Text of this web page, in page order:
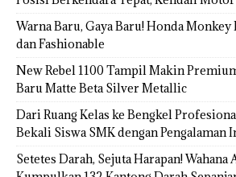
Warna Baru, Gaya Baru! Honda
dan Fashionable
New Rebel 1100 Tampil Makin
Baru Matte Beta Silver Metallic
Dari Ruang Kelas ke Bengkel
Bekali Siswa SMK dengan Pengalaman
Setetes Darah, Sejuta Harapan! Wahana